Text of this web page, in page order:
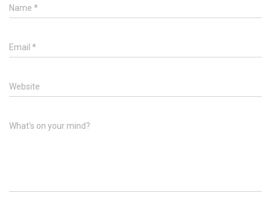
Name *
Email *
Website
What's on your mind?